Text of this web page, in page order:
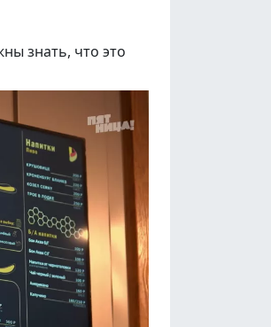
знать, что это